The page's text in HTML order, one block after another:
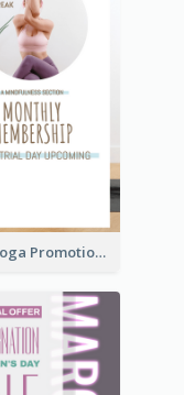
Free Yoga Promotional Day Instagram Story Design